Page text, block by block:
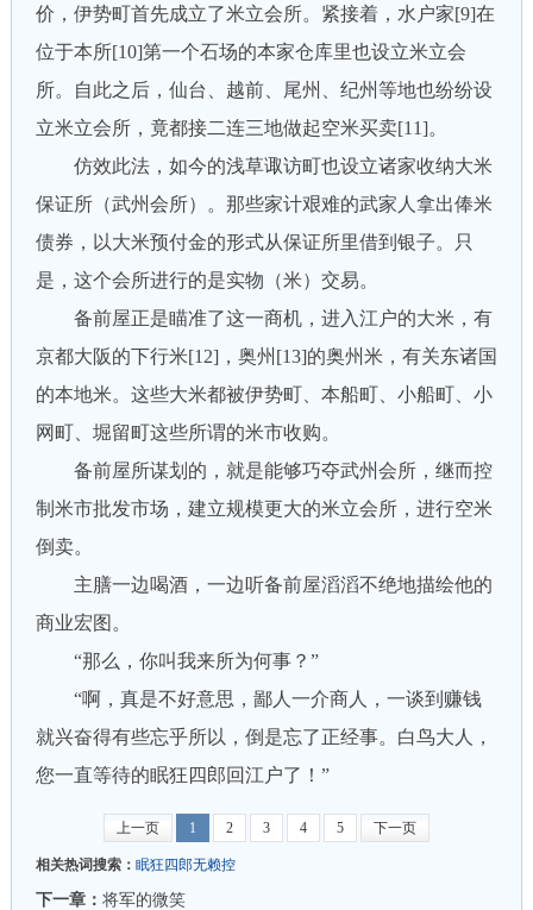
价，伊势町首先成立了米立会所。紧接着，水户家[9]在
位于本所[10]第一个石场的本家仓库里也设立米立会
所。自此之后，仙台、越前、尾州、纪州等地也纷纷设
立米立会所，竟都接二连三地做起空米买卖[11]。
仿效此法，如今的浅草诹访町也设立诸家收纳大米
保证所（武州会所）。那些家计艰难的武家人拿出俸米
债券，以大米预付金的形式从保证所里借到银子。只
是，这个会所进行的是实物（米）交易。
备前屋正是瞄准了这一商机，进入江户的大米，有
京都大阪的下行米[12]，奥州[13]的奥州米，有关东诸国
的本地米。这些大米都被伊势町、本船町、小船町、小
网町、堀留町这些所谓的米市收购。
备前屋所谋划的，就是能够巧夺武州会所，继而控
制米市批发市场，建立规模更大的米立会所，进行空米
倒卖。
主膳一边喝酒，一边听备前屋滔滔不绝地描绘他的
商业宏图。
“那么，你叫我来所为何事？”
“啊，真是不好意思，鄙人一介商人，一谈到赚钱
就兴奋得有些忘乎所以，倒是忘了正经事。白鸟大人，
您一直等待的眠狂四郎回江户了！”
上一页 1 2 3 4 5 下一页
相关热词搜索： 眠狂四郎无赖控
下一章： 将军的微笑